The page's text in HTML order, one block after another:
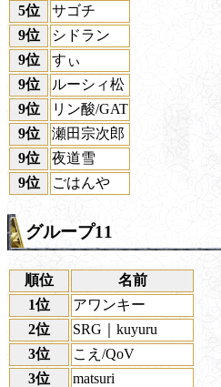
5位
サゴチ
9位
シドラン
9位
すぃ
9位
ルーシィ松
9位
リン酸/GAT
9位
瀬田宗次郎
9位
夜道雪
9位
ごはんや
グループ11
順位
名前
1位
アワンキー
2位
SRG｜kuyuru
3位
こえ/QoV
3位
matsuri